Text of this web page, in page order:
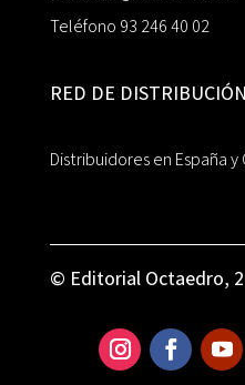
Teléfono 93 246 40 02
RED DE DISTRIBUCIÓN
Distribuidores en España
© Editorial Octaedro,